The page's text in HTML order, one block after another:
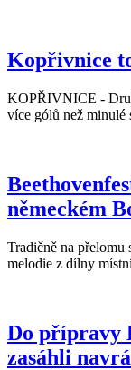
Kopřivnice
KOPŘIVNICE -
více gólů než minulé
německém
Tradičně na
melodie z dílny
Do přípravy
zasáhli